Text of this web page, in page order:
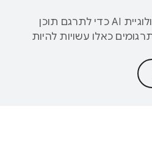
‫Google משתמשת בטכנולוגיית AI כדי לתרגם תוכן
כאלו עשויות להיות